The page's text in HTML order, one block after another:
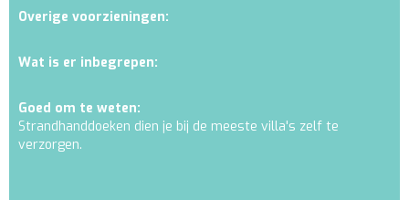
Overige voorzieningen:
Wat is er inbegrepen:
Goed om te weten:
Strandhanddoeken dien je bij de meeste villa's zelf te
verzorgen.